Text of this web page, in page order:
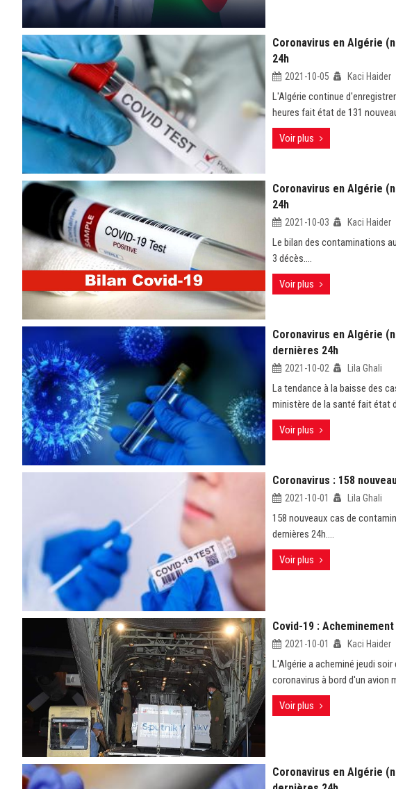
Coronavirus en Algérie
24h
2021-10-05 Kaci Haider
L'Algérie continue
heures fait état de 131
Voir plus
Coronavirus en Algérie
24h
2021-10-03 Kaci Haider
Le bilan des contaminations
3 décès....
Voir plus
Coronavirus en Algérie
dernières 24h
2021-10-02 Lila Ghali
La tendance à la baisse des
ministère de la santé fait état
Voir plus
Coronavirus : 158
2021-10-01 Lila Ghali
158 nouveaux cas de
dernières 24h....
Voir plus
Covid-19 :
2021-10-01 Kaci Haider
L'Algérie a acheminé jeudi
coronavirus à bord d'un avion
Voir plus
Coronavirus en Algérie